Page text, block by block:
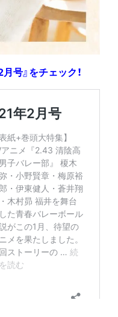
号』をチェック！